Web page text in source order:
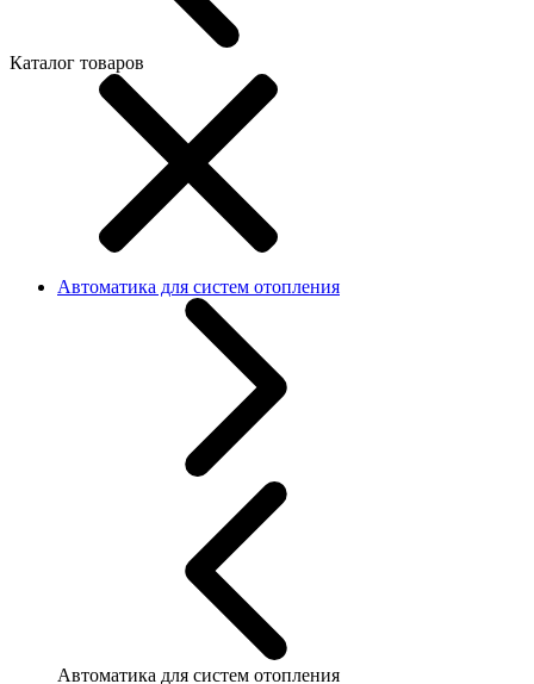
Каталог товаров
Автоматика для систем отопления
Автоматика для систем отопления